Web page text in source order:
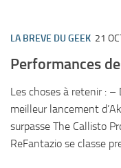
LA BREVE DU GEEK 21
Performances
Les choses à retenir :
meilleur lancement
surpasse The Callisto
ReFantazio se classe